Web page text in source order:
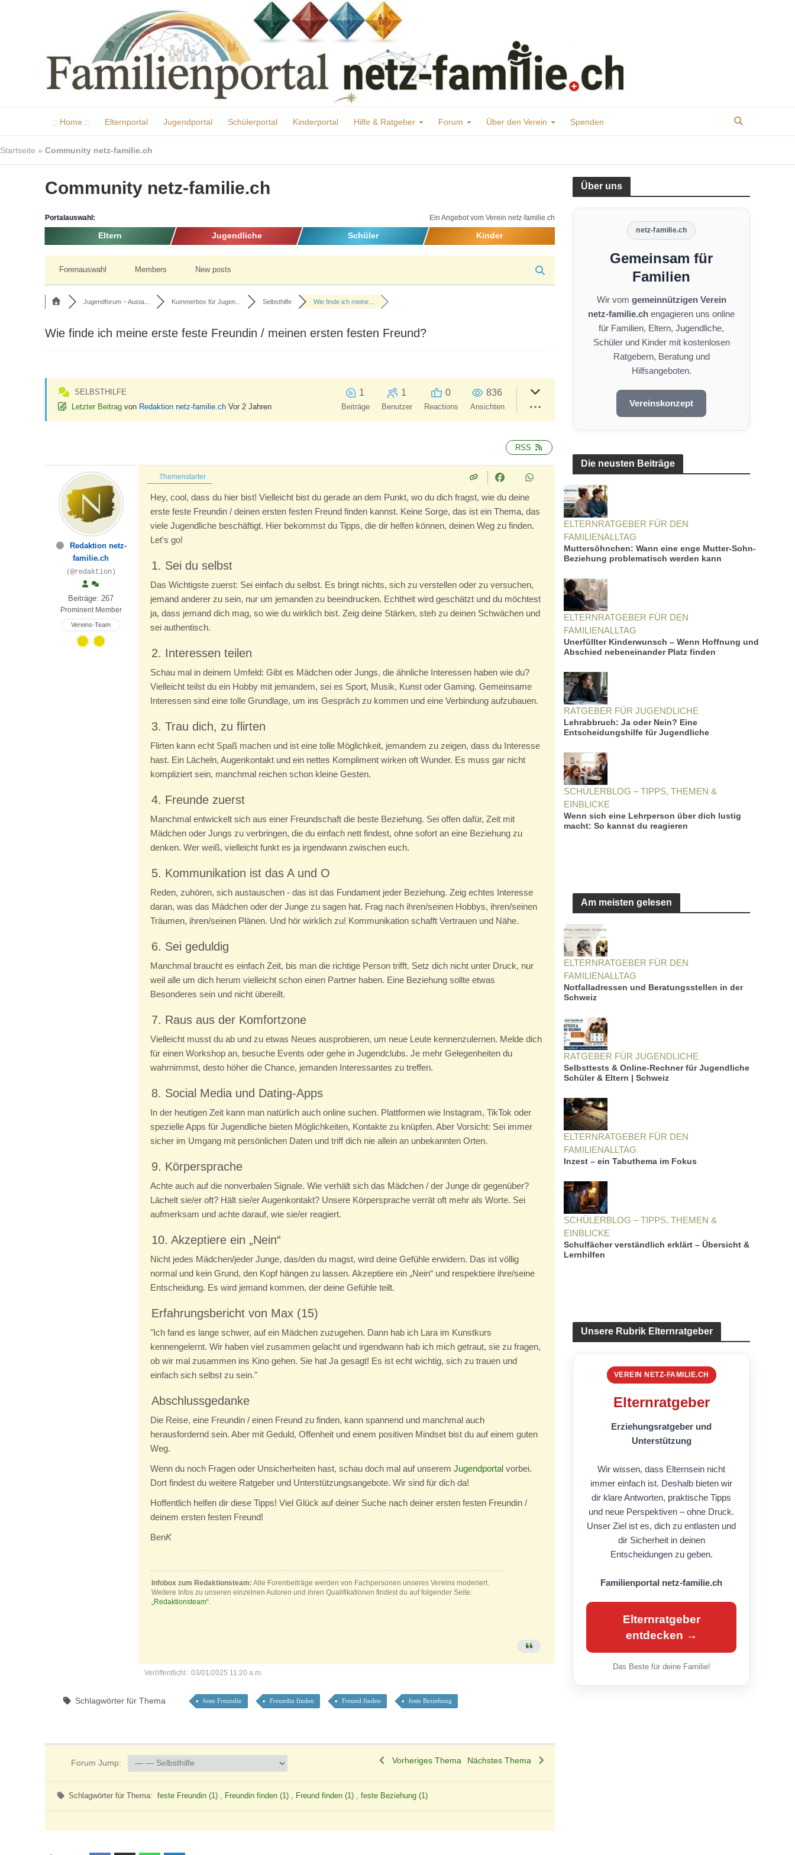
:: Home :: Elternportal Jugendportal Schülerportal Kinderportal Hilfe & Ratgeber Forum Über den Verein Spenden
Startseite » Community netz-familie.ch
Community netz-familie.ch
Portalauswahl: Ein Angebot vom Verein netz-familie.ch
Eltern Jugendliche Schüler Kinder
Forenauswahl Members New posts
Jugendforum – Austa... Kummerbox für Jugen... Selbsthilfe Wie finde ich meine...
Wie finde ich meine erste feste Freundin / meinen ersten festen Freund?
SELBSTHILFE
Letzter Beitrag von Redaktion netz-familie.ch Vor 2 Jahren
1
Beiträge
1
Benutzer
0
Reactions
836
Ansichten
RSS
Redaktion netz-
familie.ch
(@redaktion)
Beiträge: 267
Prominent Member
Vereins-Team
Themenstarter
Hey, cool, dass du hier bist! Vielleicht bist du gerade an dem Punkt, wo du dich fragst, wie du deine
erste feste Freundin / deinen ersten festen Freund finden kannst. Keine Sorge, das ist ein Thema, das
viele Jugendliche beschäftigt. Hier bekommst du Tipps, die dir helfen können, deinen Weg zu finden.
Let's go!
1. Sei du selbst
Das Wichtigste zuerst: Sei einfach du selbst. Es bringt nichts, sich zu verstellen oder zu versuchen,
jemand anderer zu sein, nur um jemanden zu beeindrucken. Echtheit wird geschätzt und du möchtest
ja, dass jemand dich mag, so wie du wirklich bist. Zeig deine Stärken, steh zu deinen Schwächen und
sei authentisch.
2. Interessen teilen
Schau mal in deinem Umfeld: Gibt es Mädchen oder Jungs, die ähnliche Interessen haben wie du?
Vielleicht teilst du ein Hobby mit jemandem, sei es Sport, Musik, Kunst oder Gaming. Gemeinsame
Interessen sind eine tolle Grundlage, um ins Gespräch zu kommen und eine Verbindung aufzubauen.
3. Trau dich, zu flirten
Flirten kann echt Spaß machen und ist eine tolle Möglichkeit, jemandem zu zeigen, dass du Interesse
hast. Ein Lächeln, Augenkontakt und ein nettes Kompliment wirken oft Wunder. Es muss gar nicht
kompliziert sein, manchmal reichen schon kleine Gesten.
4. Freunde zuerst
Manchmal entwickelt sich aus einer Freundschaft die beste Beziehung. Sei offen dafür, Zeit mit
Mädchen oder Jungs zu verbringen, die du einfach nett findest, ohne sofort an eine Beziehung zu
denken. Wer weiß, vielleicht funkt es ja irgendwann zwischen euch.
5. Kommunikation ist das A und O
Reden, zuhören, sich austauschen - das ist das Fundament jeder Beziehung. Zeig echtes Interesse
daran, was das Mädchen oder der Junge zu sagen hat. Frag nach ihren/seinen Hobbys, ihren/seinen
Träumen, ihren/seinen Plänen. Und hör wirklich zu! Kommunikation schafft Vertrauen und Nähe.
6. Sei geduldig
Manchmal braucht es einfach Zeit, bis man die richtige Person trifft. Setz dich nicht unter Druck, nur
weil alle um dich herum vielleicht schon einen Partner haben. Eine Beziehung sollte etwas
Besonderes sein und nicht übereilt.
7. Raus aus der Komfortzone
Vielleicht musst du ab und zu etwas Neues ausprobieren, um neue Leute kennenzulernen. Melde dich
für einen Workshop an, besuche Events oder gehe in Jugendclubs. Je mehr Gelegenheiten du
wahrnimmst, desto höher die Chance, jemanden Interessantes zu treffen.
8. Social Media und Dating-Apps
In der heutigen Zeit kann man natürlich auch online suchen. Plattformen wie Instagram, TikTok oder
spezielle Apps für Jugendliche bieten Möglichkeiten, Kontakte zu knüpfen. Aber Vorsicht: Sei immer
sicher im Umgang mit persönlichen Daten und triff dich nie allein an unbekannten Orten.
9. Körpersprache
Achte auch auf die nonverbalen Signale. Wie verhält sich das Mädchen / der Junge dir gegenüber?
Lächelt sie/er oft? Hält sie/er Augenkontakt? Unsere Körpersprache verrät oft mehr als Worte. Sei
aufmerksam und achte darauf, wie sie/er reagiert.
10. Akzeptiere ein „Nein“
Nicht jedes Mädchen/jeder Junge, das/den du magst, wird deine Gefühle erwidern. Das ist völlig
normal und kein Grund, den Kopf hängen zu lassen. Akzeptiere ein „Nein“ und respektiere ihre/seine
Entscheidung. Es wird jemand kommen, der deine Gefühle teilt.
Erfahrungsbericht von Max (15)
"Ich fand es lange schwer, auf ein Mädchen zuzugehen. Dann hab ich Lara im Kunstkurs
kennengelernt. Wir haben viel zusammen gelacht und irgendwann hab ich mich getraut, sie zu fragen,
ob wir mal zusammen ins Kino gehen. Sie hat Ja gesagt! Es ist echt wichtig, sich zu trauen und
einfach sich selbst zu sein."
Abschlussgedanke
Die Reise, eine Freundin / einen Freund zu finden, kann spannend und manchmal auch
herausfordernd sein. Aber mit Geduld, Offenheit und einem positiven Mindset bist du auf einem guten
Weg.
Wenn du noch Fragen oder Unsicherheiten hast, schau doch mal auf unserem Jugendportalvorbei.
Dort findest du weitere Ratgeber und Unterstützungsangebote. Wir sind für dich da!
Hoffentlich helfen dir diese Tipps! Viel Glück auf deiner Suche nach deiner ersten festen Freundin /
deinem ersten festen Freund!
BenK
Infobox zum Redaktionsteam: Alle Forenbeiträge werden von Fachpersonen unseres Vereins moderiert.
Weitere Infos zu unseren einzelnen Autoren und ihren Qualifikationen findest du auf folgender Seite:
„Redaktionsteam“.
Veröffentlicht : 03/01/2025 11:20 a.m.
Schlagwörter für Thema feste Freundin Freundin finden Freund finden feste Beziehung
Forum Jump: Vorheriges Thema Nächstes Thema
Schlagwörter für Thema: feste Freundin (1) , Freundin finden (1) , Freund finden (1) , feste Beziehung (1)
Über uns
netz-familie.ch
Gemeinsam für
Familien
Wir vom gemeinnützigen Verein
netz-familie.ch engagieren uns online
für Familien, Eltern, Jugendliche,
Schüler und Kinder mit kostenlosen
Ratgebern, Beratung und
Hilfsangeboten.
Vereinskonzept
Die neusten Beiträge
ELTERNRATGEBER FÜR DEN
FAMILIENALLTAG
Muttersöhnchen: Wann eine enge Mutter-Sohn-
Beziehung problematisch werden kann
ELTERNRATGEBER FÜR DEN
FAMILIENALLTAG
Unerfüllter Kinderwunsch – Wenn Hoffnung und
Abschied nebeneinander Platz finden
RATGEBER FÜR JUGENDLICHE
Lehrabbruch: Ja oder Nein? Eine
Entscheidungshilfe für Jugendliche
SCHÜLERBLOG – TIPPS, THEMEN &
EINBLICKE
Wenn sich eine Lehrperson über dich lustig
macht: So kannst du reagieren
Am meisten gelesen
ELTERNRATGEBER FÜR DEN
FAMILIENALLTAG
Notfalladressen und Beratungsstellen in der
Schweiz
RATGEBER FÜR JUGENDLICHE
Selbsttests & Online-Rechner für Jugendliche
Schüler & Eltern | Schweiz
ELTERNRATGEBER FÜR DEN
FAMILIENALLTAG
Inzest – ein Tabuthema im Fokus
SCHÜLERBLOG – TIPPS, THEMEN &
EINBLICKE
Schulfächer verständlich erklärt – Übersicht &
Lernhilfen
Unsere Rubrik Elternratgeber
VEREIN NETZ-FAMILIE.CH
Elternratgeber
Erziehungsratgeber und
Unterstützung
Wir wissen, dass Elternsein nicht
immer einfach ist. Deshalb bieten wir
dir klare Antworten, praktische Tipps
und neue Perspektiven – ohne Druck.
Unser Ziel ist es, dich zu entlasten und
dir Sicherheit in deinen
Entscheidungen zu geben.
Familienportal netz-familie.ch
Elternratgeber
entdecken →
Das Beste für deine Familie!